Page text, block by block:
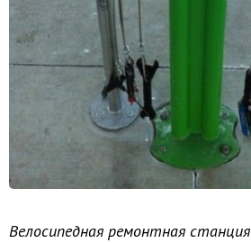
Велосипедная ремонтная станция